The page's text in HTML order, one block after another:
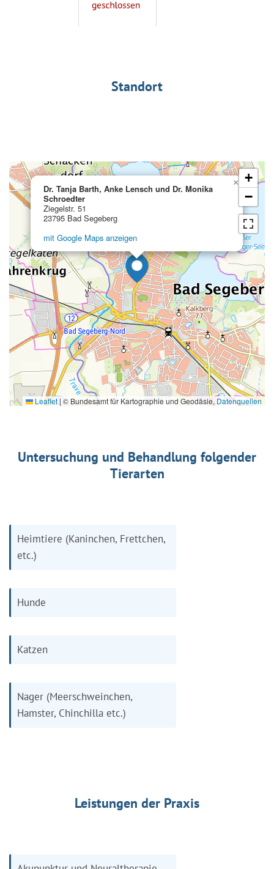
Standort
Dr. Tanja Barth, Anke Lensch und Dr. Monika
Schroedter
Ziegelstr. 51
23795 Bad Segeberg
mit Google Maps anzeigen
×
+
−
Leaflet|© Bundesamt für Kartographie und Geodäsie,Datenquellen
Untersuchung und Behandlung folgender
Tierarten
Heimtiere (Kaninchen, Frettchen,
etc.)
Hunde
Katzen
Nager (Meerschweinchen,
Hamster, Chinchilla etc.)
Leistungen der Praxis